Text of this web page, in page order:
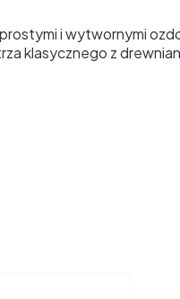
i wytwornymi
klasycznego z